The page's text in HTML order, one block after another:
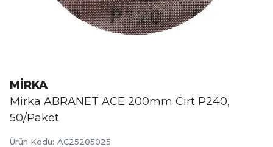
MİRKA
Mirka ABRANET ACE 200mm Cırt P240,
50/Paket
Ürün Kodu: AC25205025